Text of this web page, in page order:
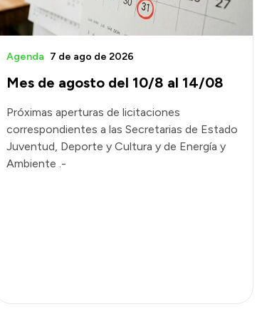
Mes de agosto del 10/8 al 14/08
Agenda 7 de ago de 2026
Próximas aperturas de licitaciones
correspondientes a las Secretarias de Estado
Juventud, Deporte y Cultura y de Energía y
Ambiente .-